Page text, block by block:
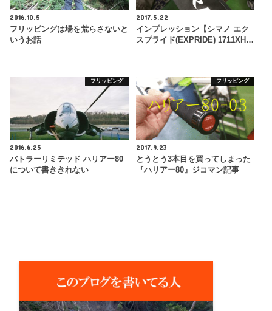
2016.10.5
フリッピングは場を荒らさないと
いうお話
2017.5.22
インプレッション【シマノ エク
スプライド(EXPRIDE) 1711XH…
フリッピング
2016.6.25
バトラーリミテッド ハリアー80
について書ききれない
フリッピング
2017.9.23
とうとう3本目を買ってしまった
『ハリアー80』ジコマン記事